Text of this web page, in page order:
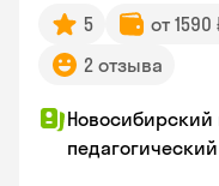
5 от
2 отзыва
Новосибирский